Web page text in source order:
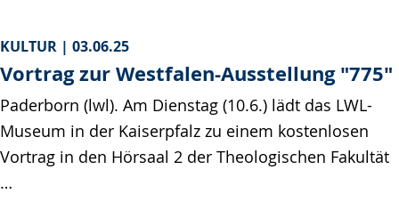
KULTUR | 03.06.25
Vortrag zur Westfalen-Ausstellung "775"
Paderborn (lwl). Am Dienstag (10.6.) lädt das LWL-
Museum in der Kaiserpfalz zu einem kostenlosen
Vortrag in den Hörsaal 2 der Theologischen Fakultät
…